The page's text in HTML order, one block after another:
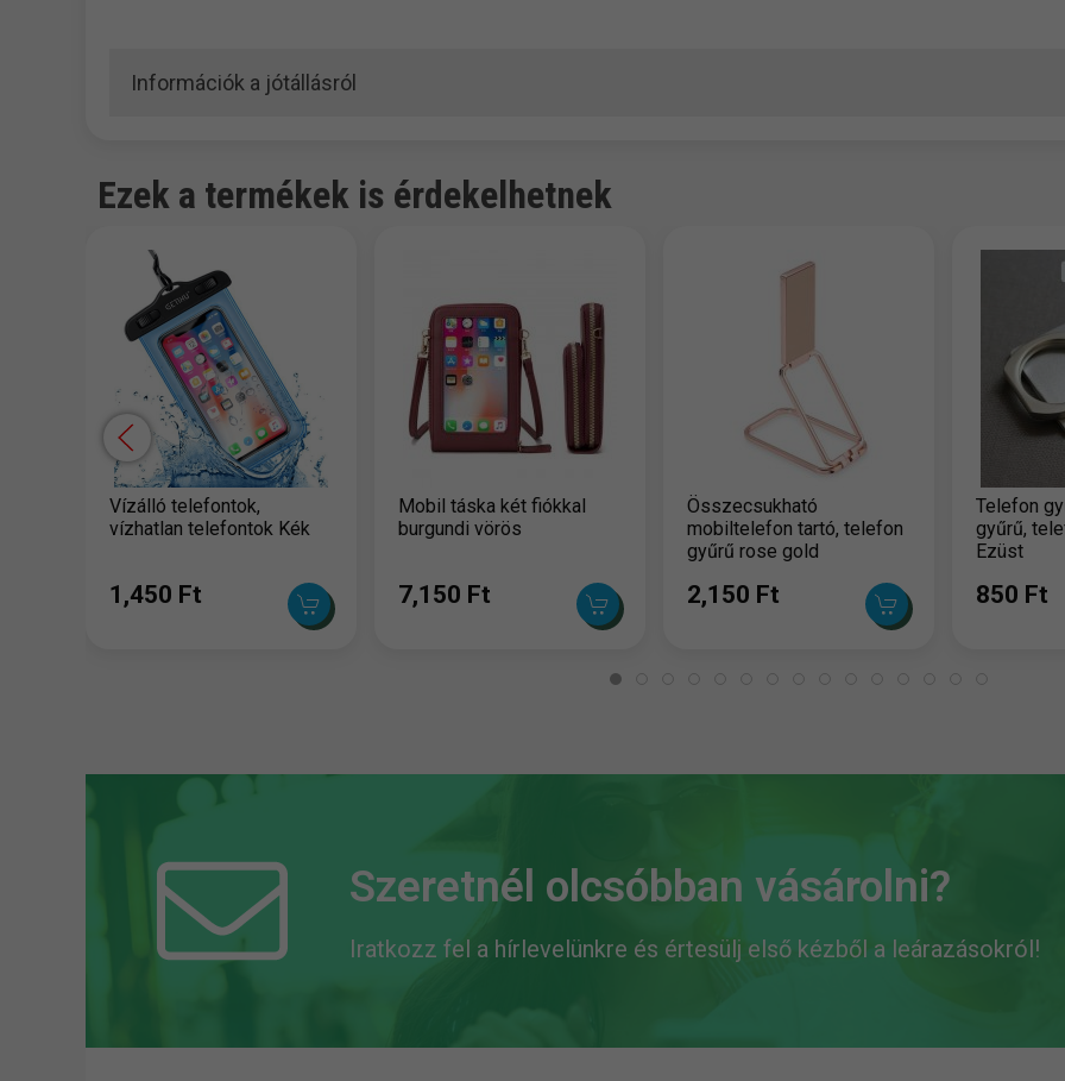
Információk a jótállásról
Ezek a termékek is érdekelhetnek
Vízálló telefontok,
vízhatlan telefontok Kék
1,450 Ft
Mobil táska két fiókkal
burgundi vörös
7,150 Ft
Összecsukható
mobiltelefon tartó, telefon
gyűrű rose gold
2,150 Ft
Telefon
gyűrű,
Ezüst
850 Ft
Szeretnél olcsóbban vásárolni?
Iratkozz fel a hírlevelünkre és értesülj első kézből a leárazásokról!